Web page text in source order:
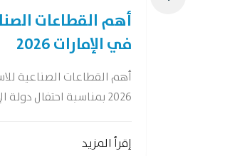
أهم القطاعات
في الإمارات 2026
أهم القطاعات الصناعية
2026 بمناسبة احتفال دولة الإمارات اليوم
إقرأ المزيد